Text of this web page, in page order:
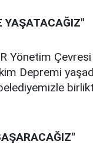
YAŞATACAĞIZ"
Yönetim
Depremi
belediyemizle